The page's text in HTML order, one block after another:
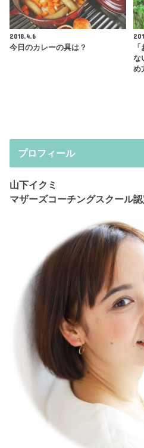
2018.4.6
今日のカレーの具は？
な
め
プロフィール
山下イクミ
マザーズコーチングスクール